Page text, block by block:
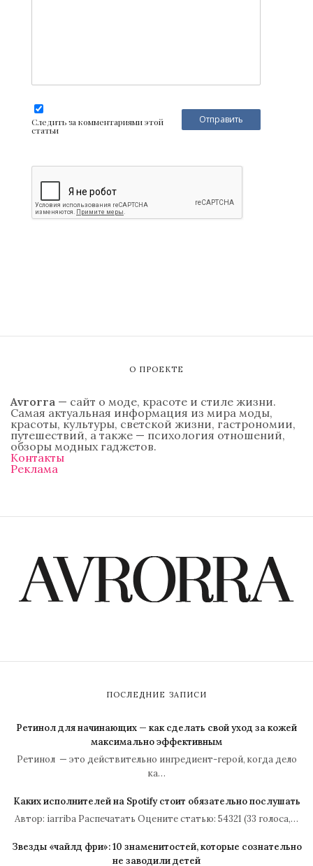
Следить за комментариями этой
статьи
О ПРОЕКТЕ
Avrorra — сайт о моде, красоте и стиле жизни.
Самая актуальная информация из мира моды,
красоты, культуры, светской жизни, гастрономии,
путешествий, а также — психология отношений,
обзоры модных гаджетов.
Контакты
Реклама
ПОСЛЕДНИЕ ЗАПИСИ
Ретинол для начинающих — как сделать свой уход за кожей
максимально эффективным
Ретинол — это действительно ингредиент-герой, когда дело
ка…
Каких исполнителей на Spotify стоит обязательно послушать
Автор: iarriba Распечатать Оцените статью: 54321 (33 голоса,…
Звезды «чайлд фри»: 10 знаменитостей, которые сознательно
не заводили детей